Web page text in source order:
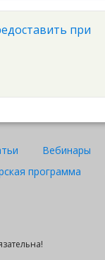
при
Вебинары
программа